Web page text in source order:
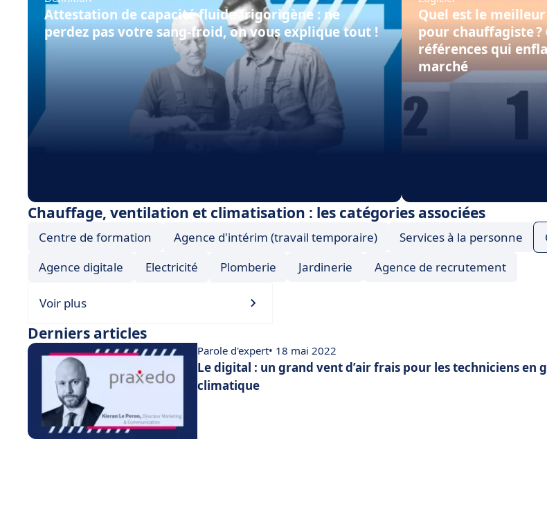
Attestation de capacité fluide frigorigène : ne
perdez pas votre sang-froid, on vous explique tout !
Quel est le
pour chauffagiste ?
références qui
marché
Chauffage, ventilation et climatisation : les catégories associées
Centre de formation Agence d'intérim (travail temporaire) Services à la personne
Agence digitale
Electricité Plomberie Jardinerie Agence de recrutement
Voir plus
Derniers articles
Parole d'expert• 18 mai 2022
Le digital : un grand vent d’air frais pour les techniciens en
climatique